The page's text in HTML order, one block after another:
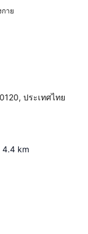
กาย
ประเทศไทย
4.4 km